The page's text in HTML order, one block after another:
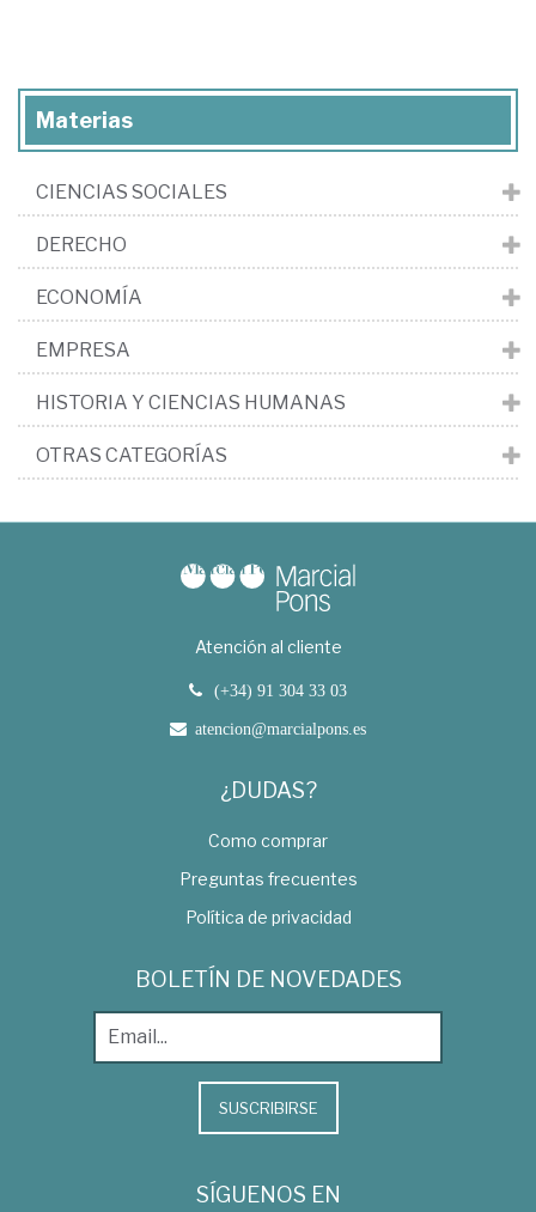
Materias
CIENCIAS SOCIALES
DERECHO
ECONOMÍA
EMPRESA
HISTORIA Y CIENCIAS HUMANAS
OTRAS CATEGORÍAS
Atención al cliente
(+34) 91 304 33 03
atencion@marcialpons.es
¿DUDAS?
Como comprar
Preguntas frecuentes
Política de privacidad
BOLETÍN DE NOVEDADES
SUSCRIBIRSE
SÍGUENOS EN